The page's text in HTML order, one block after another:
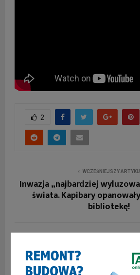
2
WCZEŚNIEJSZY
Inwazja „najbardziej
świata. Kapibary
bibliotekę!
Prywatyzacja Górnika Zabrze:
4 miliony złotych i w sumie